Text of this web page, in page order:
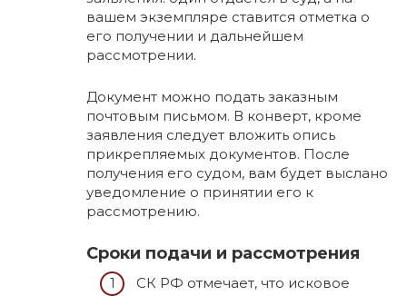
вашем экземпляре ставится отметка о
его получении и дальнейшем
рассмотрении.
Документ можно подать заказным
почтовым письмом. В конверт, кроме
заявления следует вложить опись
прикрепляемых документов. После
получения его судом, вам будет выслано
уведомление о принятии его к
рассмотрению.
Сроки подачи и рассмотрения
СК РФ отмечает, что исковое